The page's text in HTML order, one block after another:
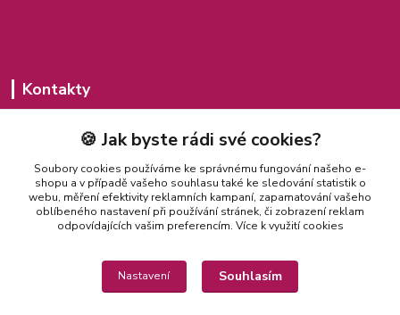
Kontakty
775 435 591
(Po-Pá, 8-20 hod.)
misajakubcova@seznam.cz
🍪 Jak byste rádi své cookies?
Soubory cookies používáme ke správnému fungování našeho e-
shopu a v případě vašeho souhlasu také ke sledování statistik o
webu, měření efektivity reklamních kampaní, zapamatování vašeho
oblíbeného nastavení při používání stránek, či zobrazení reklam
odpovídajících vašim preferencím. Více k využití cookies
Nastavení Souhlasím